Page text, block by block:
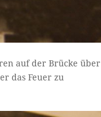
auf der Brücke über
das Feuer zu